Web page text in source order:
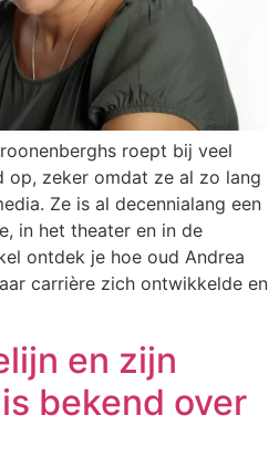
roept bij veel
op, zeker omdat ze al zo lang
Ze is al decennialang een
in het theater en in de
ontdek je hoe oud Andrea
carrière zich ontwikkelde en
en zijn
bekend over